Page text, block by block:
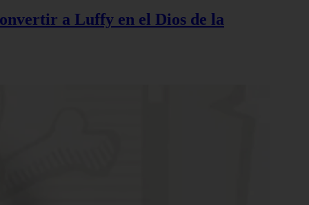
a Luffy en el Dios de la